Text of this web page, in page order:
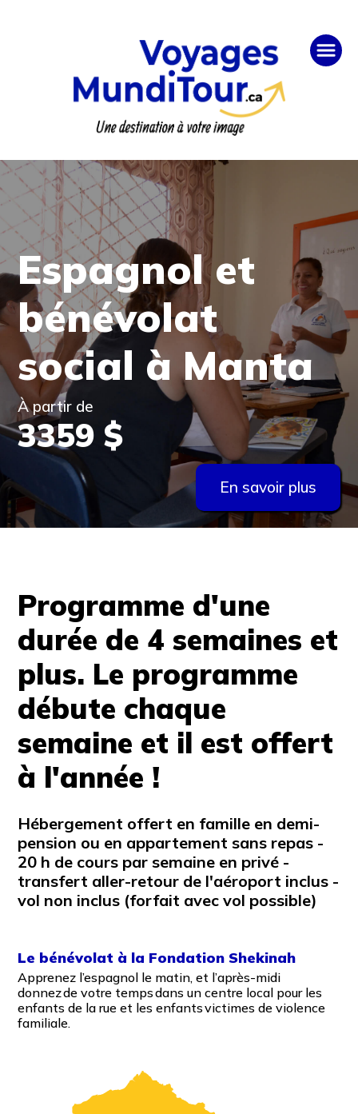
Espagnol et
bénévolat
social à Manta
À partir de
3359 $
En savoir plus
Programme d'une
durée de 4 semaines et
plus. Le programme
débute chaque
semaine et il est offert
à l'année !
Hébergement offert en famille en demi-
pension ou en appartement sans repas -
20 h de cours par semaine en privé -
transfert aller-retour de l'aéroport inclus -
vol non inclus (forfait avec vol possible)
Le bénévolat à la Fondation Shekinah
Apprenez l’espagnol le matin, et l’après-midi
donnez de votre temps dans un centre local pour les
enfants de la rue et les enfants victimes de violence
familiale.